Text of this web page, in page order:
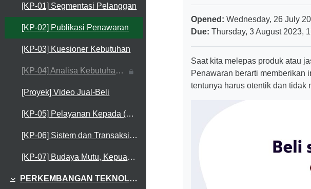
[KP-01] Segmentasi Pelanggan
[KP-02] Publikasi Penawaran
[KP-03] Kuesioner Kebutuhan
[KP-04] Analisa Kebutuhan Pelanggan
[Proyek] Video Jual-Beli
[KP-05] Pelayanan Kepada (Calon) Pelanggan/Pembeli
[KP-06] Sistem dan Transaksi Elektronik
[KP-07] Budaya Mutu, Kepuasan Pelanggan dan Keberlanjutan Bisnis
Collapse
PERKEMBANGAN TEKNOLOGI
Opened: Wednesday, 26 July
Due: Thursday, 3 August 2023,
Saat kita melepas produk atau
Penawaran berarti memberikan
tentunya harus otentik dan tidak